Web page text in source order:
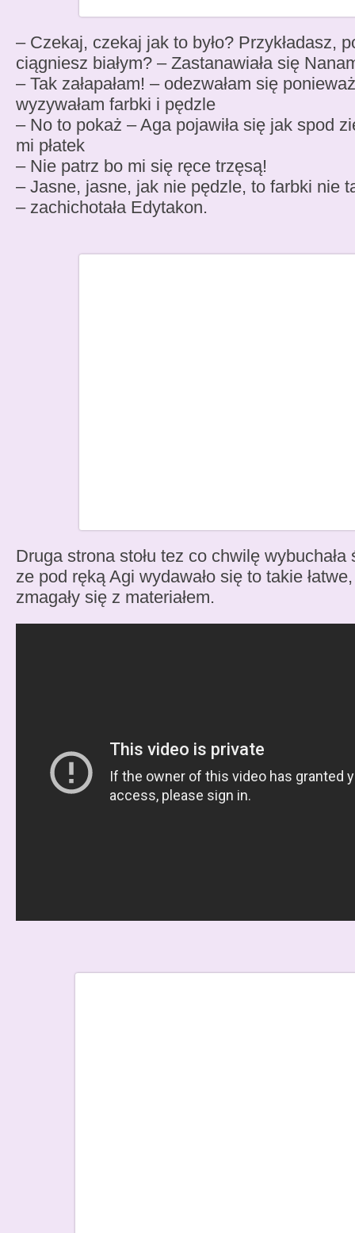
– Czekaj, czekaj jak to było? Przykładasz,
ciągniesz białym? – Zastanawiała się
– Tak załapałam! – odezwałam się
wyzywałam farbki i pędzle
– No to pokaż – Aga pojawiła się jak spod
mi płatek
– Nie patrz bo mi się ręce trzęsą!
– Jasne, jasne, jak nie pędzle, to farbki nie
– zachichotała Edytakon.
Druga strona stołu tez co chwilę
ze pod ręką Agi wydawało się to takie
zmagały się z materiałem.